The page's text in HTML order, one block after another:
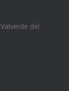
del